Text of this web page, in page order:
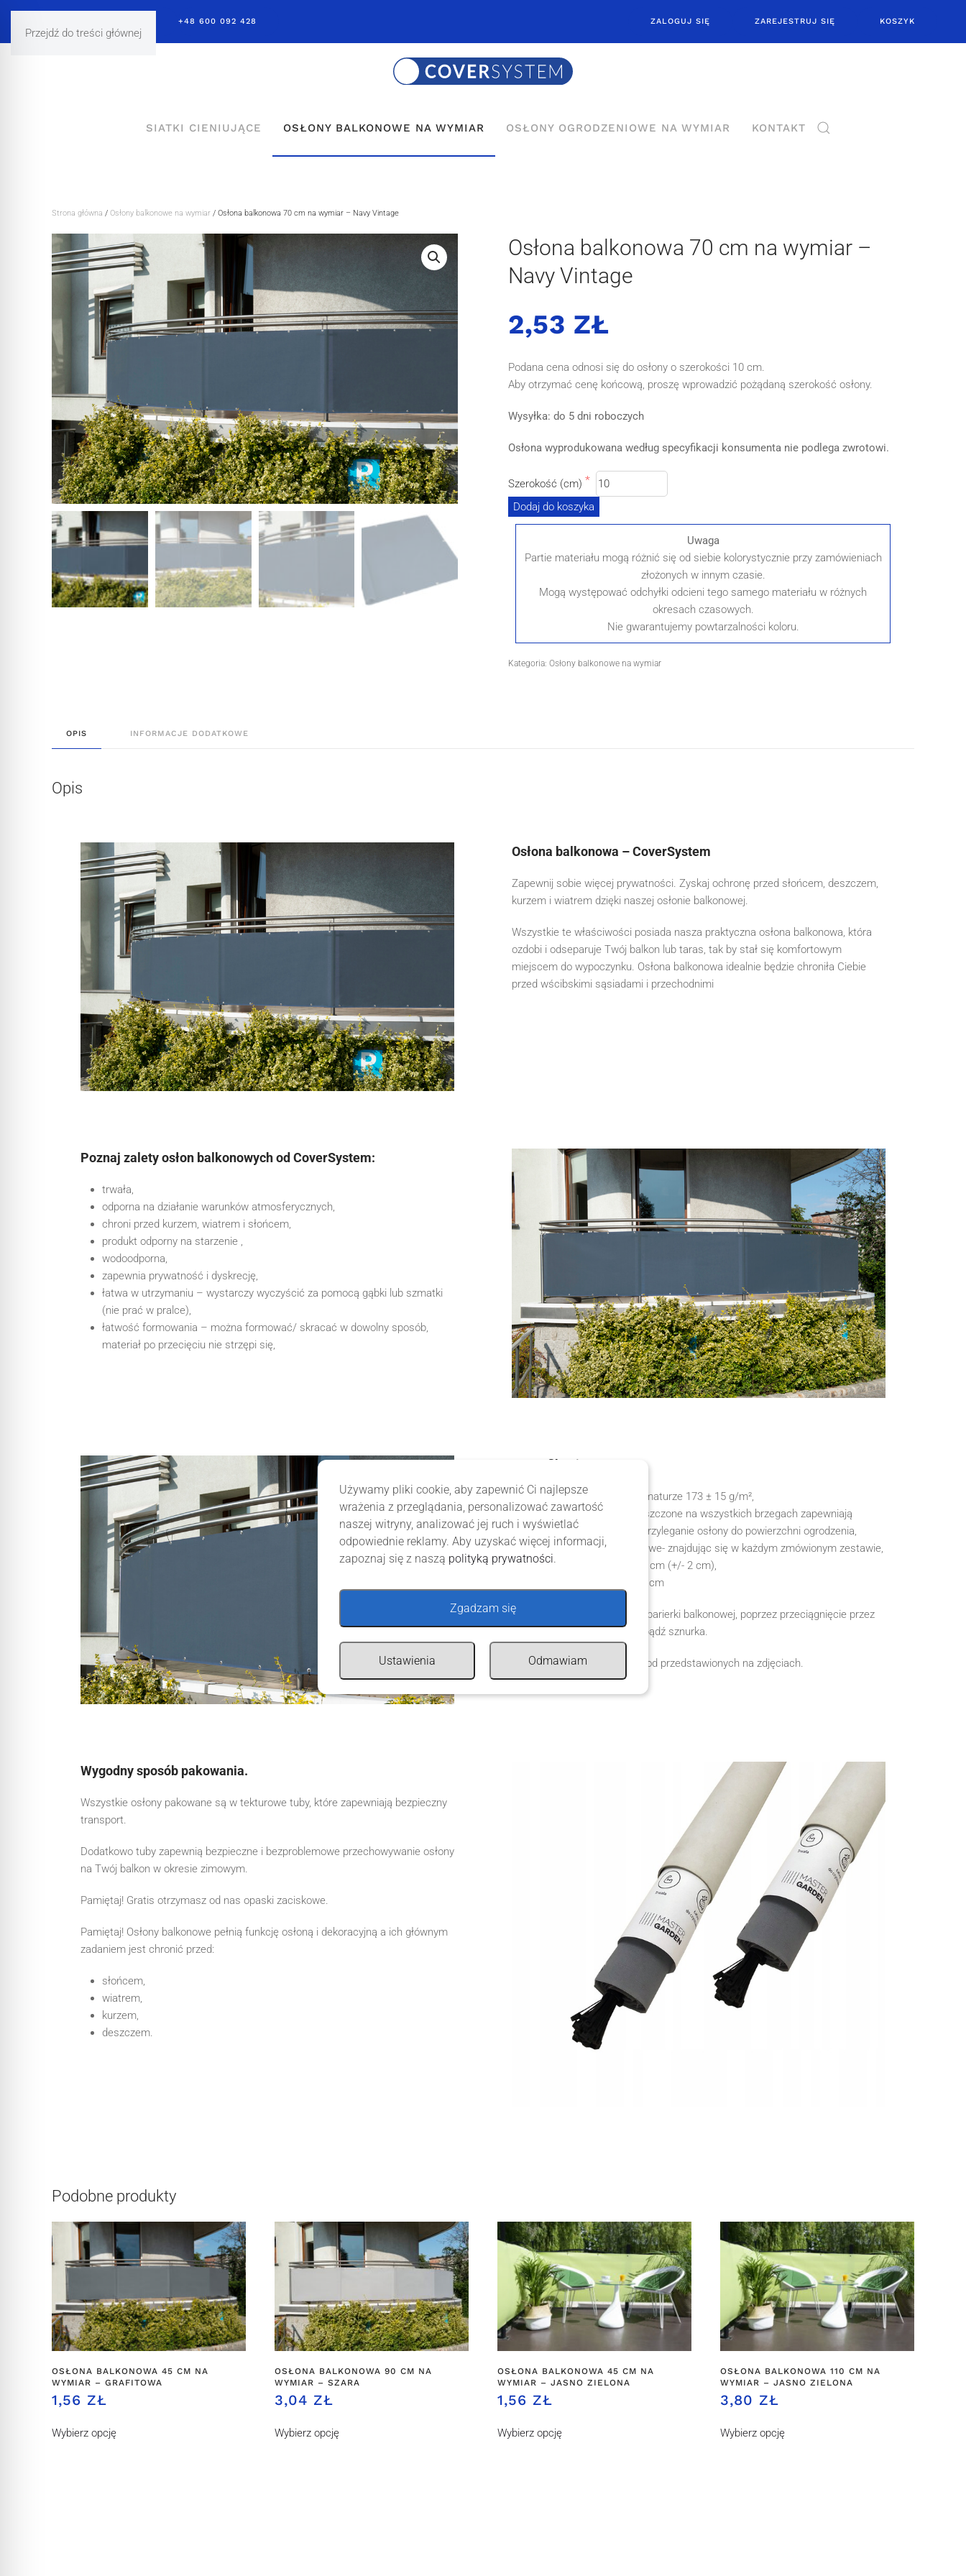
Przejdź do treści głównej
+48 600 092 428 ZALOGUJ SIĘ ZAREJESTRUJ SIĘ KOSZYK
SIATKI CIENIUJĄCE OSŁONY BALKONOWE NA WYMIAR OSŁONY OGRODZENIOWE NA WYMIAR KONTAKT
Strona główna / Osłony balkonowe na wymiar / Osłona balkonowa 70 cm na wymiar – Navy Vintage
Osłona balkonowa 70 cm na wymiar –
Navy Vintage
2,53 ZŁ
Podana cena odnosi się do osłony o szerokości 10 cm.
Aby otrzymać cenę końcową, proszę wprowadzić pożądaną szerokość osłony.
Wysyłka: do 5 dni roboczych
Osłona wyprodukowana według specyfikacji konsumenta nie podlega zwrotowi.
Szerokość (cm)
Dodaj do koszyka
Uwaga
Partie materiału mogą różnić się od siebie kolorystycznie przy zamówieniach
złożonych w innym czasie.
Mogą występować odchyłki odcieni tego samego materiału w różnych
okresach czasowych.
Nie gwarantujemy powtarzalności koloru.
Kategoria: Osłony balkonowe na wymiar
OPIS INFORMACJE DODATKOWE
Opis
Osłona balkonowa – CoverSystem
Zapewnij sobie więcej prywatności. Zyskaj ochronę przed słońcem, deszczem,
kurzem i wiatrem dzięki naszej osłonie balkonowej.
Wszystkie te właściwości posiada nasza praktyczna osłona balkonowa, która
ozdobi i odseparuje Twój balkon lub taras, tak by stał się komfortowym
miejscem do wypoczynku. Osłona balkonowa idealnie będzie chroniła Ciebie
przed wścibskimi sąsiadami i przechodnimi
Poznaj zalety osłon balkonowych od CoverSystem:
trwała,
odporna na działanie warunków atmosferycznych,
chroni przed kurzem, wiatrem i słońcem,
produkt odporny na starzenie ,
wodoodporna,
zapewnia prywatność i dyskrecję,
łatwa w utrzymaniu – wystarczy wyczyścić za pomocą gąbki lub szmatki
(nie prać w pralce),
łatwość formowania – można formować/ skracać w dowolny sposób,
materiał po przecięciu nie strzępi się,
Specyfikacja
materiał: poliester o gramaturze 173 ± 15 g/m²,
metalowe oczka rozmieszczone na wszystkich brzegach zapewniają
równomierne i stabilne przyleganie osłony do powierzchni ogrodzenia,
GRATIS! opaski montażowe- znajdując się w każdym zmówionym zestawie,
oczka montażowe co 30 cm (+/- 2 cm),
tolerancja długości +/- 1 cm
Zalecamy montaż osłony do barierki balkonowej, poprzez przeciągnięcie przez
oczka, opasek zaciskowych bądź sznurka.
Kolory mogą nieco odbiegać od przedstawionych na zdjęciach.
Wygodny sposób pakowania.
Wszystkie osłony pakowane są w tekturowe tuby, które zapewniają bezpieczny
transport.
Dodatkowo tuby zapewnią bezpieczne i bezproblemowe przechowywanie osłony
na Twój balkon w okresie zimowym.
Pamiętaj! Gratis otrzymasz od nas opaski zaciskowe.
Pamiętaj! Osłony balkonowe pełnią funkcję osłoną i dekoracyjną a ich głównym
zadaniem jest chronić przed:
słońcem,
wiatrem,
kurzem,
deszczem.
Podobne produkty
OSŁONA BALKONOWA 45 CM NA
WYMIAR – GRAFITOWA
1,56 ZŁ
Wybierz opcję
OSŁONA BALKONOWA 90 CM NA
WYMIAR – SZARA
3,04 ZŁ
Wybierz opcję
OSŁONA BALKONOWA 45 CM NA
WYMIAR – JASNO ZIELONA
1,56 ZŁ
Wybierz opcję
OSŁONA BALKONOWA 110 CM NA
WYMIAR – JASNO ZIELONA
3,80 ZŁ
Wybierz opcję
Używamy pliki cookie, aby zapewnić Ci najlepsze
wrażenia z przeglądania, personalizować zawartość
naszej witryny, analizować jej ruch i wyświetlać
odpowiednie reklamy. Aby uzyskać więcej informacji,
zapoznaj się z naszą polityką prywatności.
Zgadzam się
Ustawienia Odmawiam